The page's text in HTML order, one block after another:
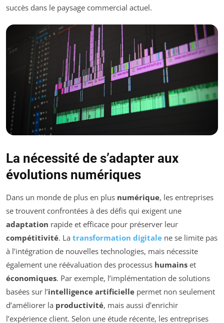
succès dans le paysage commercial actuel.
La nécessité de s’adapter aux
évolutions numériques
Dans un monde de plus en plus numérique, les entreprises
se trouvent confrontées à des défis qui exigent une
adaptation rapide et efficace pour préserver leur
compétitivité. La transformation digitale ne se limite pas
à l’intégration de nouvelles technologies, mais nécessite
également une réévaluation des processus humains et
économiques. Par exemple, l’implémentation de solutions
basées sur l’intelligence artificielle permet non seulement
d’améliorer la productivité, mais aussi d’enrichir
l’expérience client. Selon une étude récente, les entreprises